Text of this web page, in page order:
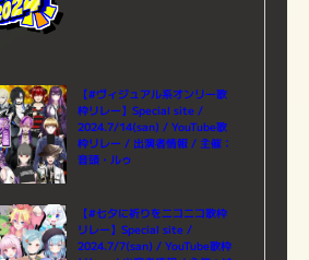
【#ヴィジュアル系オンリー歌
枠リレー】Special site /
2024.7/14(san) / YouTube歌
枠リレー / 出演者情報 / 主催：
音頭・ルゥ
【#七夕に祈りをニコニコ歌枠
リレー】Special site /
2024.7/7(san) / YouTube歌枠